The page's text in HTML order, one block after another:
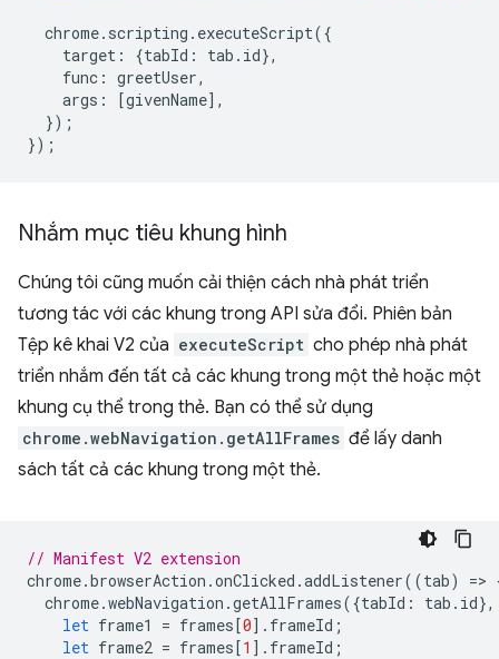
chrome. scripting . executeScript({
target : {tabId : tab . id},
func : greetUser,
args : [givenName],
});
});
Nhắm mục tiêu khung hình
Chúng tôi cũng muốn cải thiện cách nhà phát triển
tương tác với các khung trong API sửa đổi. Phiên bản
Tệp kê khai V2 của executeScript cho phép nhà phát
triển nhắm đến tất cả các khung trong một thẻ hoặc một
khung cụ thể trong thẻ. Bạn có thể sử dụng
chrome.webNavigation.getAllFrames để lấy danh
sách tất cả các khung trong một thẻ.
// Manifest V2 extension
chrome.browserAction .onClicked .addListener((tab) =>
chrome.webNavigation .getAllFrames({tabId : tab . id},
let frame1 = frames[0]. frameId ;
let frame2 = frames[1 ]. frameId ;